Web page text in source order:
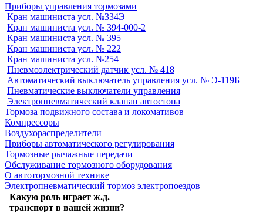
Приборы управления тормозами
Кран машиниста усл. №334Э
Кран машиниста усл. № 394-000-2
Кран машиниста усл. № 395
Кран машиниста усл. № 222
Кран машиниста усл. №254
Пневмоэлектрический датчик усл. № 418
Автоматический выключатель управления усл. № Э-119Б
Пневматические выключатели управления
Электропневматический клапан автостопа
Тормоза подвижного состава и локомативов
Компрессоры
Воздухораспределители
Приборы автоматического регулирования
Тормозные рычажные передачи
Обслуживание тормозного оборудования
О автотормозной технике
Электропневматический тормоз электропоездов
Какую роль играет ж.д.
транспорт в вашей жизни?